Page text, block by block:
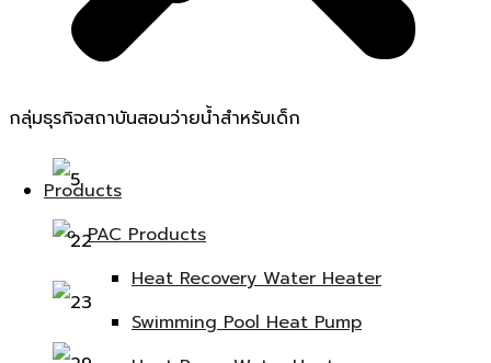
Products
PAC Products
Heat Recovery Water Heater
Swimming Pool Heat Pump
กลุ่มธุรกิจสถาบันสอนว่ายน้ำสำหรับเด็ก